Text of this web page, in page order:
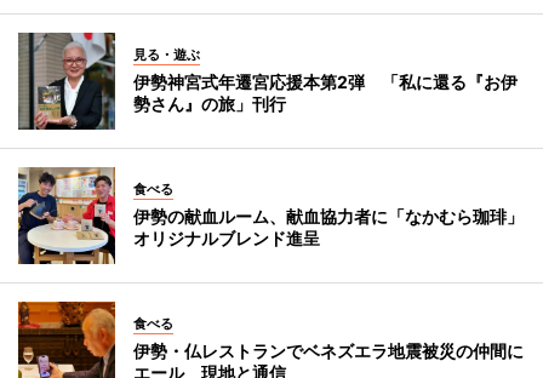
見る・遊ぶ
伊勢神宮式年遷宮応援本第2弾 「私に還る『お伊
勢さん』の旅」刊行
食べる
伊勢の献血ルーム、献血協力者に「なかむら珈琲」
オリジナルブレンド進呈
食べる
伊勢・仏レストランでベネズエラ地震被災の仲間に
エール 現地と通信